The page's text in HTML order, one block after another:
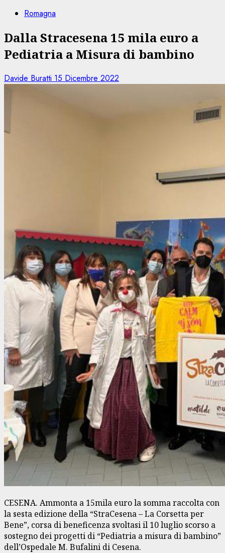
Romagna
Dalla Stracesena 15 mila euro a
Pediatria a Misura di bambino
Davide Buratti 15 Dicembre 2022
CESENA. Ammonta a 15mila euro la somma raccolta con
la sesta edizione della “StraCesena – La Corsetta per
Bene”, corsa di beneficenza svoltasi il 10 luglio scorso a
sostegno dei progetti di “Pediatria a misura di bambino”
dell’Ospedale M. Bufalini di Cesena.